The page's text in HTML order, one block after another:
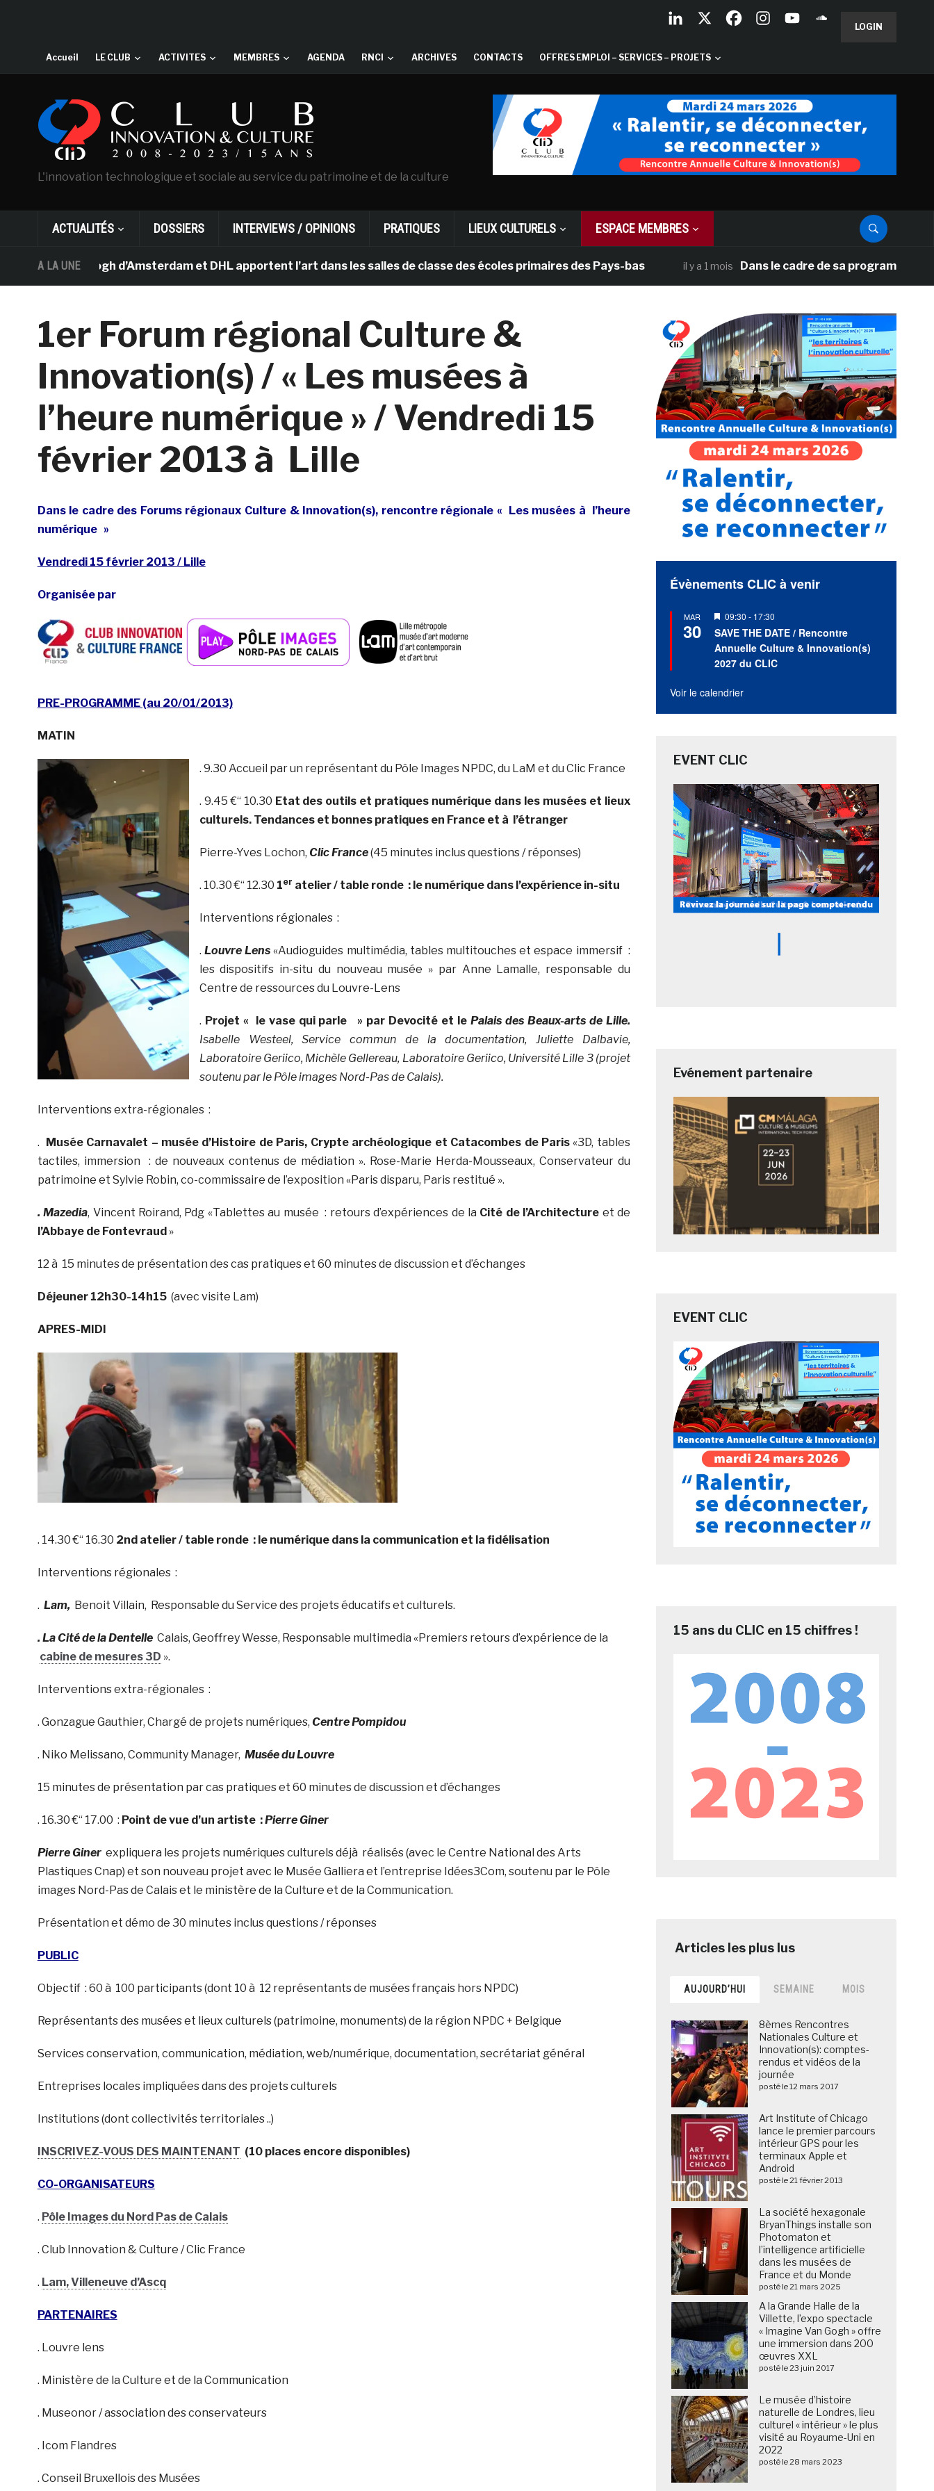
LOGIN
Accueil LE CLUB ACTIVITES MEMBRES AGENDA RNCI ARCHIVES CONTACTS OFFRES EMPLOI – SERVICES – PROJETS
L'innovation technologique et sociale au service du patrimoine et de la culture
ACTUALITÉS DOSSIERS INTERVIEWS / OPINIONS PRATIQUES LIEUX CULTURELS ESPACE MEMBRES
A LA UNE
Van Gogh d’Amsterdam et DHL apportent l’art dans les salles de classe des écoles primaires des Pays-bas il y a 1 mois Dans le cadre de sa programmation
1er Forum régional Culture &
Innovation(s) / « Les musées à
l’heure numérique » / Vendredi 15
février 2013 à Lille
Dans le cadre des Forums régionaux Culture & Innovation(s), rencontre régionale « Les musées à l’heure
numérique »
Vendredi 15 février 2013 / Lille
Organisée par
PRE-PROGRAMME (au 20/01/2013)
MATIN
. 9.30 Accueil par un représentant du Pôle Images NPDC, du LaM et du Clic France
. 9.45 €“ 10.30 Etat des outils et pratiques numérique dans les musées et lieux
culturels. Tendances et bonnes pratiques en France et à l’étranger
Pierre-Yves Lochon, Clic France(45 minutes inclus questions / réponses)
. 10.30 €“ 12.30 1er atelier / table ronde : le numérique dans l’expérience in-situ
Interventions régionales :
. Louvre Lens «Audioguides multimédia, tables multitouches et espace immersif :
les dispositifs in-situ du nouveau musée » par Anne Lamalle, responsable du
Centre de ressources du Louvre-Lens
. Projet « le vase qui parle » par Devocité et lePalais des Beaux-arts de Lille.
Isabelle Westeel, Service commun de la documentation, Juliette Dalbavie,
Laboratoire Geriico, Michèle Gellereau, Laboratoire Geriico, Université Lille 3 (projet
soutenu par le Pôle images Nord-Pas de Calais).
Interventions extra-régionales :
. Musée Carnavalet – musée d’Histoire de Paris, Crypte archéologique et Catacombes de Paris«3D, tables
tactiles, immersion : de nouveaux contenus de médiation ». Rose-Marie Herda-Mousseaux, Conservateur du
patrimoine et Sylvie Robin, co-commissaire de l’exposition «Paris disparu, Paris restitué ».
. Mazedia, Vincent Roirand, Pdg «Tablettes au musée : retours d’expériences de la Cité de l’Architecture et de
l’Abbaye de Fontevraud»
12 à 15 minutes de présentation des cas pratiques et 60 minutes de discussion et d’échanges
Déjeuner 12h30-14h15 (avec visite Lam)
APRES-MIDI
. 14.30 €“ 16.30 2nd atelier / table ronde : le numérique dans la communication et la fidélisation
Interventions régionales :
. Lam, Benoit Villain, Responsable du Service des projets éducatifs et culturels.
. La Cité de la DentelleCalais, Geoffrey Wesse, Responsable multimedia «Premiers retours d’expérience de la
cabine de mesures 3D ».
Interventions extra-régionales :
. Gonzague Gauthier, Chargé de projets numériques, Centre Pompidou
. Niko Melissano, Community Manager, Musée du Louvre
15 minutes de présentation par cas pratiques et 60 minutes de discussion et d’échanges
. 16.30 €“ 17.00 : Point de vue d’un artiste :Pierre Giner
Pierre Ginerexpliquera les projets numériques culturels déjà réalisés (avec le Centre National des Arts
Plastiques Cnap) et son nouveau projet avec le Musée Galliera et l’entreprise Idées3Com, soutenu par le Pôle
images Nord-Pas de Calais et le ministère de la Culture et de la Communication.
Présentation et démo de 30 minutes inclus questions / réponses
PUBLIC
Objectif : 60 à 100 participants (dont 10 à 12 représentants de musées français hors NPDC)
Représentants des musées et lieux culturels (patrimoine, monuments) de la région NPDC + Belgique
Services conservation, communication, médiation, web/numérique, documentation, secrétariat général
Entreprises locales impliquées dans des projets culturels
Institutions (dont collectivités territoriales ..)
INSCRIVEZ-VOUS DES MAINTENANT (10 places encore disponibles)
CO-ORGANISATEURS
. Pôle Images du Nord Pas de Calais
. Club Innovation & Culture / Clic France
. Lam, Villeneuve d’Ascq
PARTENAIRES
. Louvre lens
. Ministère de la Culture et de la Communication
. Museonor / association des conservateurs
. Icom Flandres
. Conseil Bruxellois des Musées
Évènements CLIC à venir
MAR
30
Mis
en
avant
09:30 - 17:30
SAVE THE DATE / Rencontre
Annuelle Culture & Innovation(s)
2027 du CLIC
Voir le calendrier
EVENT CLIC
Evénement partenaire
EVENT CLIC
15 ans du CLIC en 15 chiffres !
AUJOURD’HUI SEMAINE MOIS
8èmes Rencontres
Nationales Culture et
Innovation(s): comptes-
rendus et vidéos de la
journée
posté le 12 mars 2017
Art Institute of Chicago
lance le premier parcours
intérieur GPS pour les
terminaux Apple et
Android
posté le 21 février 2013
La société hexagonale
BryanThings installe son
Photomaton et
l’intelligence artificielle
dans les musées de
France et du Monde
posté le 21 mars 2025
A la Grande Halle de la
Villette, l’expo spectacle
« Imagine Van Gogh » offre
une immersion dans 200
œuvres XXL
posté le 23 juin 2017
Le musée d’histoire
naturelle de Londres, lieu
culturel « intérieur » le plus
visité au Royaume-Uni en
2022
posté le 28 mars 2023